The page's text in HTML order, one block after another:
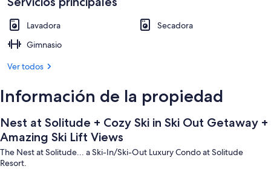
Ski
Lift
Views
Lavadora
Secadora
Gimnasio
Ver todos
Información de la propiedad
Nest at Solitude + Cozy Ski in Ski Out Getaway +
Amazing Ski Lift Views
The Nest at Solitude... a Ski-In/Ski-Out Luxury Condo at Solitude
Resort.